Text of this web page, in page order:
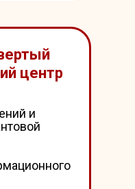
и
центр